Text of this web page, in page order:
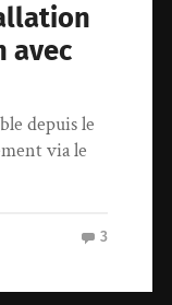
avec
depuis le
via le
3